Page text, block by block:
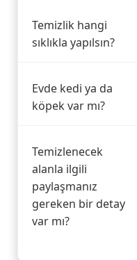
Temizlik hangi
sıklıkla yapılsın?
Evde kedi ya da
köpek var mı?
Temizlenecek
alanla ilgili
paylaşmanız
gereken bir detay
var mı?